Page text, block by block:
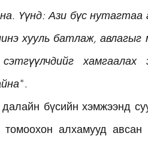
Үүнд: Ази бүс нутагтаа
хууль батлаж, авлагыг
сэтгүүлчдийг
".
бүсийн хэмжээнд
томоохон алхамууд